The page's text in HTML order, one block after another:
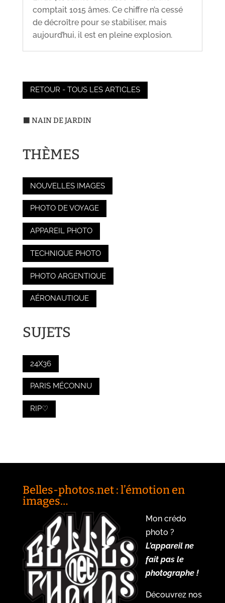
comptait 1015 âmes. Ce chiffre n’a cessé
de décroître pour se stabiliser, mais
aujourd’hui, il est en pleine explosion.
RETOUR - TOUS LES ARTICLES
⬛ NAIN DE JARDIN
THÈMES
NOUVELLES IMAGES
PHOTO DE VOYAGE
APPAREIL PHOTO
TECHNIQUE PHOTO
PHOTO ARGENTIQUE
AÉRONAUTIQUE
SUJETS
24X36
PARIS MÉCONNU
RIP♡
Belles-photos.net : l’émotion en
images…
Mon crédo
photo ?
L’appareil ne
fait pas le
photographe !
Découvrez nos